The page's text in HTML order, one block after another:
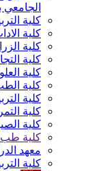
الجامعي
كلية
كلية
كلية
كلية
كلية
كلية
كلية
كلية
كلية
كلية طب
معهد
كلية